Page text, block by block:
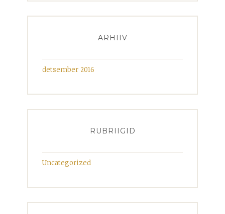
ARHIIV
detsember 2016
RUBRIIGID
Uncategorized